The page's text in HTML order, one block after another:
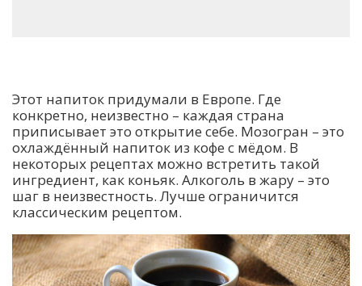
Этот напиток придумали в Европе. Где
конкретно, неизвестно – каждая страна
приписывает это открытие себе. Мозогран – это
охлаждённый напиток из кофе с мёдом. В
некоторых рецептах можно встретить такой
ингредиент, как коньяк. Алкоголь в жару – это
шаг в неизвестность. Лучше ограничится
классическим рецептом.